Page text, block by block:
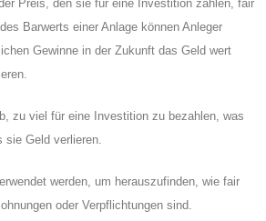
Preis, den sie für eine Investition zahlen, fair
Barwerts einer Anlage können Anleger
Gewinne in der Zukunft das Geld wert
zu viel für eine Investition zu bezahlen, was
Geld verlieren.
werden, um herauszufinden, wie fair
oder Verpflichtungen sind.